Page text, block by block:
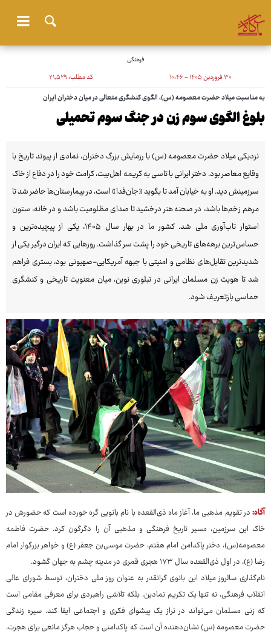
فرهنگی
۳۰ فروردین ۱۴۰۵ - ۱۰:۴۶ کد مطلب:۲۱٬۵۲۹
به مناسبت میلاد حضرت معصومه (س)، الگوی کنشگری متعالی در میان دختران ایران
بلوغ الگوی سوم زن در جنگ سوم تحمیلی
نزدیکی میلاد حضرت معصومه (س) با رزمایش بزرگ دختران، نمادی از پیوند تاریخ با
وقایع معاصر بود. دختر ایرانی با تاسی به کریمه اهل‌بیت، کرامت خود را در دفاع از خاک
سرزمینش دید. او به خیابان آمد تا بگوید «جان‌فدا» است، در بیمارستان‌ها حاضر شد تا
مرهم زخم‌ها باشد، در صحنه هنر درخشید تا صدای مظلومیت باشد و در خانه، ستون
استوار تاب‌آوری ملی شد. کشور ما در بهار سال ۱۴۰۵، یکی از پیچیده‌ترین و
حساس‌ترین برهه‌های تاریخی خود را پشت سر گذاشت. روزهایی که ایران درگیر یکی از
شدیدترین تقابل‌های نظامی و امنیتی با جبهه آمریکایی-صهیونی بود، بستری فراهم
شد تا هویت زن مسلمان ایرانی در تبلوری نوین، میان معنویت تاریخی و کنشگری
حماسی بازتعریف شود.
آگاه:در تقویم مذهبی ما، آغاز ماه ذی‌القعده با نام بانویی گره خورده است که حضورش در
خاک این سرزمین، مسیر تاریخ فرهنگی و مذهبی آن را دگرگون کرد. حضرت فاطمه
معصومه(س)، دختر پاکدامن امام هفتم، حضرت موسی‌بن جعفر (ع) و خواهر بزرگوار امام
رضا (ع)، در اول ذی‌القعده سال ۱۷۳ هجری قمری در مدینه چشم به جهان گشود.
نام‌گذاری سالروز میلاد این بانوی گرانقدر به عنوان روز ملی دختران، توسط شورای عالی
انقلاب فرهنگی، نه تنها یک تکریم نمادین، بلکه تلاشی راهبردی برای معرفی مقامی است
که زنی مسلمان می‌تواند در تراز یک پیشوای فکری و اجتماعی ایفا کند. سیره زندگی
حضرت معصومه (س) نشان‌دهنده آن است که پاکدامنی و حجاب هرگز مانعی برای هجرت،